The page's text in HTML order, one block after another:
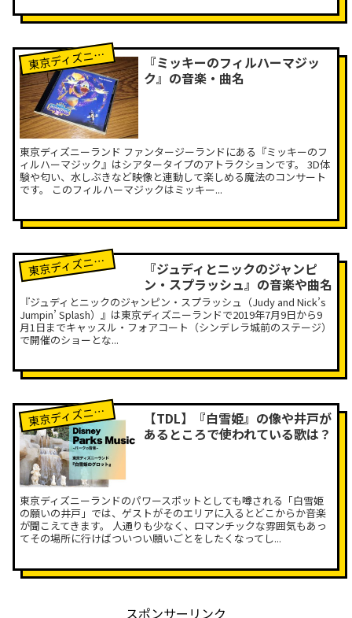
東京ディズニーランド
『ミッキーのフィルハーマジッ
ク』の音楽・曲名
東京ディズニーランド ファンタージーランドにある『ミッキーのフ
ィルハーマジック』はシアタータイプのアトラクションです。 3D体
験や匂い、水しぶきなど映像と連動して楽しめる魔法のコンサート
です。 このフィルハーマジックはミッキー...
東京ディズニーランド
『ジュディとニックのジャンピ
ン・スプラッシュ』の音楽や曲名
『ジュディとニックのジャンピン・スプラッシュ（Judy and Nick’s
Jumpin’ Splash）』は東京ディズニーランドで2019年7月9日から9
月1日までキャッスル・フォアコート（シンデレラ城前のステージ）
で開催のショーとな...
東京ディズニーランド
【TDL】『白雪姫』の像や井戸が
あるところで使われている歌は？
東京ディズニーランドのパワースポットとしても噂される「白雪姫
の願いの井戸」では、ゲストがそのエリアに入るとどこからか音楽
が聞こえてきます。 人通りも少なく、ロマンチックな雰囲気もあっ
てその場所に行けばついつい願いごとをしたくなってし...
スポンサーリンク